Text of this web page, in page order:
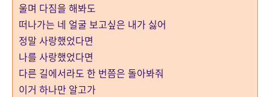
울며 다짐을 해봐도
떠나가는 네 얼굴 보고싶은 내가 싫어
정말 사랑했었다면
나를 사랑했었다면
다른 길에서라도 한 번쯤은 돌아봐줘
이거 하나만 알고가